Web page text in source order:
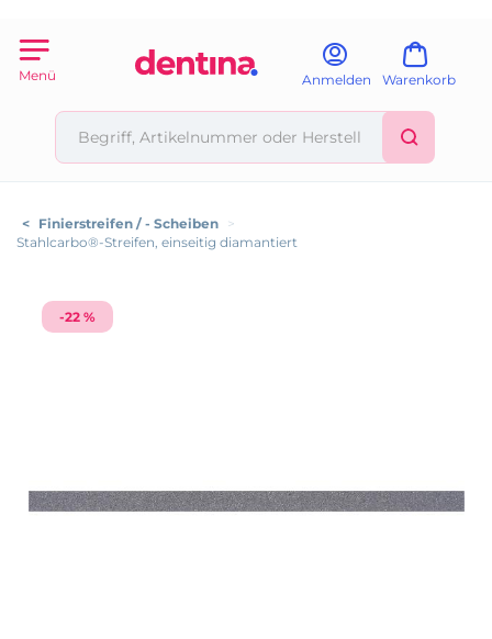
Menü Anmelden Warenkorb
< Finierstreifen / - Scheiben >
Stahlcarbo®-Streifen, einseitig diamantiert
-22 %